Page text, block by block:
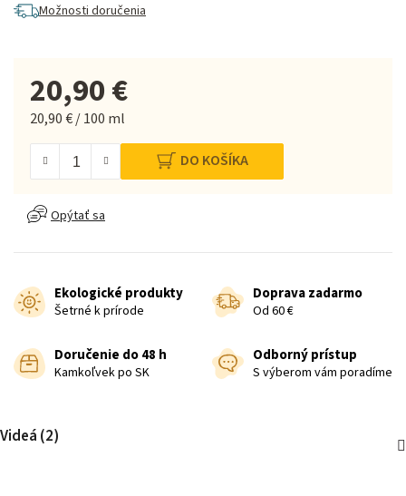
Možnosti doručenia
20,90 €
Jednotková cena:
20,90 € / 100 ml
DO KOŠÍKA
Opýtať sa
Ekologické produkty
Šetrné k prírode
Doprava zadarmo
Od 60 €
Doručenie do 48 h
Kamkoľvek po SK
Odborný prístup
S výberom vám poradíme
Videá (2)